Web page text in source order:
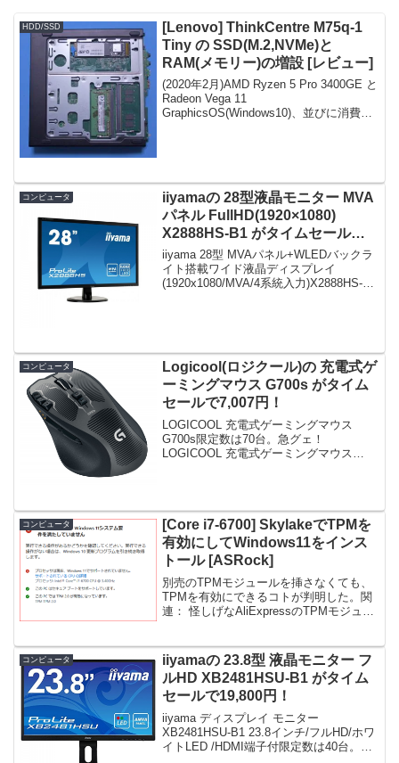
HDD/SSD
[Lenovo] ThinkCentre M75q-1
Tiny の SSD(M.2,NVMe)と
RAM(メモリー)の増設 [レビュー]
(2020年2月)AMD Ryzen 5 Pro 3400GE と
Radeon Vega 11
GraphicsOS(Windows10)、並びに消費税
コンピュータ
iiyamaの 28型液晶モニター MVA
パネル FullHD(1920×1080)
X2888HS-B1 がタイムセールで
27,995円！
iiyama 28型 MVAパネル+WLEDバックラ
イト搭載ワイド液晶ディスプレイ
(1920x1080/MVA/4系統入力)X2888HS-B1
コンピュータ
Logicool(ロジクール)の 充電式ゲ
ーミングマウス G700s がタイム
セールで7,007円！
LOGICOOL 充電式ゲーミングマウス
G700s限定数は70台。急グェ！
LOGICOOL 充電式ゲーミングマウス
コンピュータ
[Core i7-6700] SkylakeでTPMを
有効にしてWindows11をインス
トール [ASRock]
別売のTPMモジュールを挿さなくても、
TPMを有効にできるコトが判明した。関
連： 怪しげなAliExpressのTPMモジュー
Core i7-6700(Sk...
コンピュータ
iiyamaの 23.8型 液晶モニター フ
ルHD XB2481HSU-B1 がタイム
セールで19,800円！
iiyama ディスプレイ モニター
XB2481HSU-B1 23.8インチ/フルHD/ホワ
イトLED /HDMI端子付限定数は40台。急